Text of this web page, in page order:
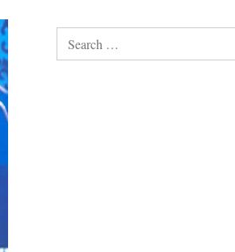
Search
for: